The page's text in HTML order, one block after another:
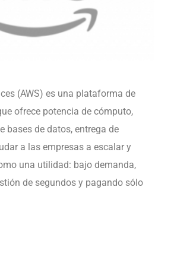
(AWS) es una plataforma de
ofrece potencia de cómputo,
bases de datos, entrega de
a las empresas a escalar y
una utilidad: bajo demanda,
de segundos y pagando sólo